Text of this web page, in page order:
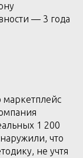
— 3 года
маркетплейс
1 200
что
не учтя